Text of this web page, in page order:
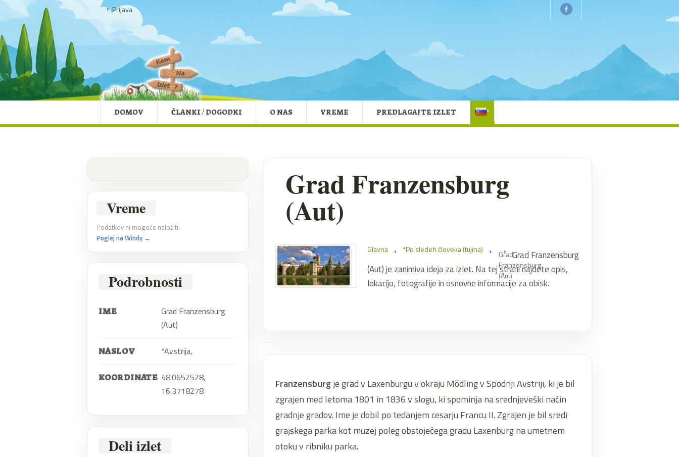
Prijava
DOMOV ČLANKI / DOGODKI O NAS VREME PREDLAGAJTE IZLET ▾
Vreme
Podatkov ni mogoče naložiti.
Poglej na Windy →
Podrobnosti
IME
Grad Franzensburg
(Aut)
NASLOV *Avstrija,
KOORDINATE 48.0652528,
16.3718278
Deli izlet
Grad Franzensburg
(Aut)
Glavna *Po sledeh človeka (tujina)
Grad
Franzensburg
(Aut)
Grad Franzensburg
(Aut) je zanimiva ideja za izlet. Na tej strani najdete opis,
lokacijo, fotografije in osnovne informacije za obisk.
Franzensburg je grad v Laxenburgu v okraju Mödling v Spodnji Avstriji, ki je bil
zgrajen med letoma 1801 in 1836 v slogu, ki spominja na srednjeveški način
gradnje gradov. Ime je dobil po tedanjem cesarju Francu II. Zgrajen je bil sredi
grajskega parka kot muzej poleg obstoječega gradu Laxenburg na umetnem
otoku v ribniku parka.